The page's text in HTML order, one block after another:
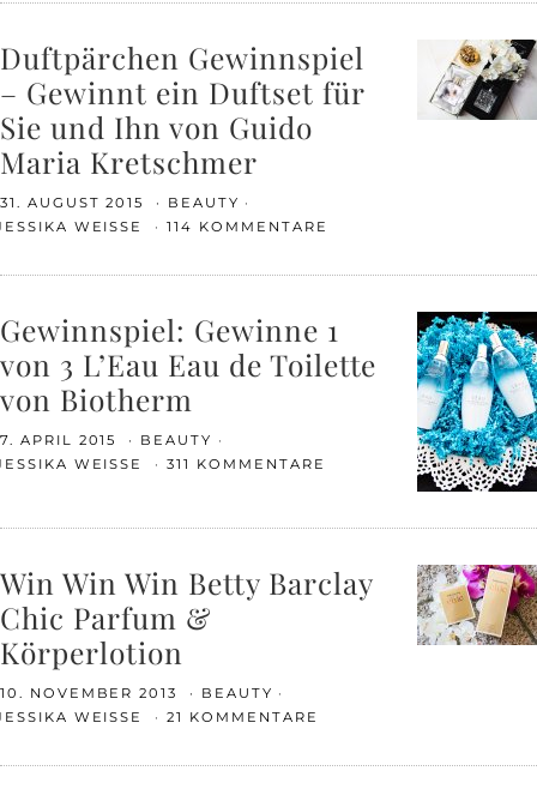
Duftpärchen Gewinnspiel
– Gewinnt ein Duftset für
Sie und Ihn von Guido
Maria Kretschmer
31. AUGUST 2015
BEAUTY
WEISSE
114 KOMMENTARE
Gewinnspiel: Gewinne 1
von 3 L’Eau Eau de Toilette
von Biotherm
7. APRIL 2015
BEAUTY
WEISSE
311 KOMMENTARE
Win Win Win Betty Barclay
Chic Parfum &
Körperlotion
10. NOVEMBER 2013
BEAUTY
WEISSE
21 KOMMENTARE